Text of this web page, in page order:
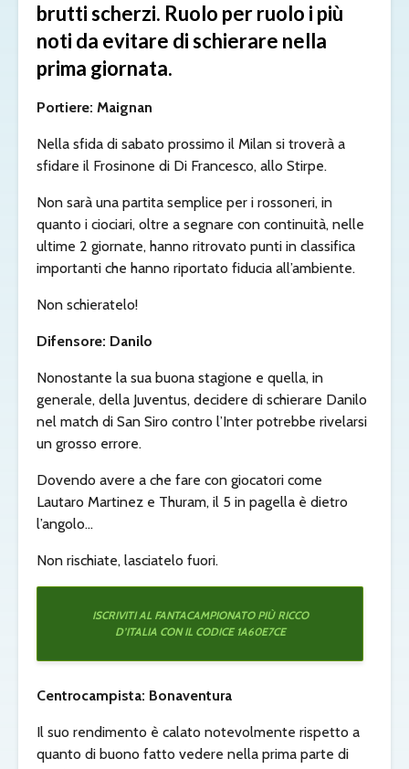
brutti scherzi. Ruolo per ruolo i più
noti da evitare di schierare nella
prima giornata.
Portiere: Maignan
Nella sfida di sabato prossimo il Milan si troverà a
sfidare il Frosinone di Di Francesco, allo Stirpe.
Non sarà una partita semplice per i rossoneri, in
quanto i ciociari, oltre a segnare con continuità, nelle
ultime 2 giornate, hanno ritrovato punti in classifica
importanti che hanno riportato fiducia all’ambiente.
Non schieratelo!
Difensore: Danilo
Nonostante la sua buona stagione e quella, in
generale, della Juventus, decidere di schierare Danilo
nel match di San Siro contro l’Inter potrebbe rivelarsi
un grosso errore.
Dovendo avere a che fare con giocatori come
Lautaro Martinez e Thuram, il 5 in pagella è dietro
l’angolo…
Non rischiate, lasciatelo fuori.
ISCRIVITI AL FANTACAMPIONATO PIÙ RICCO
D’ITALIA CON IL CODICE 1A60E7CE
Centrocampista: Bonaventura
Il suo rendimento è calato notevolmente rispetto a
quanto di buono fatto vedere nella prima parte di